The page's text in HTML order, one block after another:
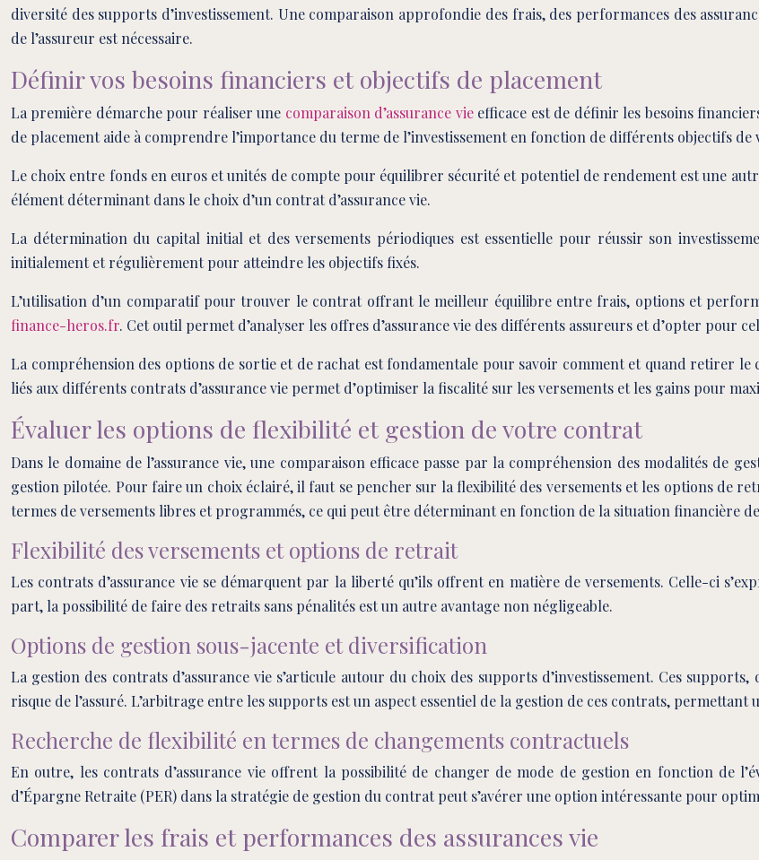
diversité des supports d’investissement. Une comparaison approfondie des frais, des performances des
de l’assureur est nécessaire.
Définir vos besoins financiers et objectifs de placement
La première démarche pour réaliser une comparaison d’assurance vieefficace est de définir les besoins
de placement aide à comprendre l’importance du terme de l’investissement en fonction de différents objectifs de
Le choix entre fonds en euros et unités de compte pour équilibrer sécurité et potentiel de rendement est une
élément déterminant dans le choix d’un contrat d’assurance vie.
La détermination du capital initial et des versements périodiques est essentielle pour réussir son
initialement et régulièrement pour atteindre les objectifs fixés.
L’utilisation d’un comparatif pour trouver le contrat offrant le meilleur équilibre entre frais, options et
finance-heros.fr. Cet outil permet d’analyser les offres d’assurance vie des différents assureurs et d’opter pour
La compréhension des options de sortie et de rachat est fondamentale pour savoir comment et quand retirer le
liés aux différents contrats d’assurance vie permet d’optimiser la fiscalité sur les versements et les gains pour
Évaluer les options de flexibilité et gestion de votre contrat
Dans le domaine de l’assurance vie, une comparaison efficace passe par la compréhension des modalités de
gestion pilotée. Pour faire un choix éclairé, il faut se pencher sur la flexibilité des versements et les options de
termes de versements libres et programmés, ce qui peut être déterminant en fonction de la situation financière
Flexibilité des versements et options de retrait
Les contrats d’assurance vie se démarquent par la liberté qu’ils offrent en matière de versements. Celle-ci
part, la possibilité de faire des retraits sans pénalités est un autre avantage non négligeable.
Options de gestion sous-jacente et diversification
La gestion des contrats d’assurance vie s’articule autour du choix des supports d’investissement. Ces
risque de l’assuré. L’arbitrage entre les supports est un aspect essentiel de la gestion de ces contrats,
Recherche de flexibilité en termes de changements contractuels
En outre, les contrats d’assurance vie offrent la possibilité de changer de mode de gestion en fonction de
d’Épargne Retraite (PER) dans la stratégie de gestion du contrat peut s’avérer une option intéressante pour
Comparer les frais et performances des assurances vie